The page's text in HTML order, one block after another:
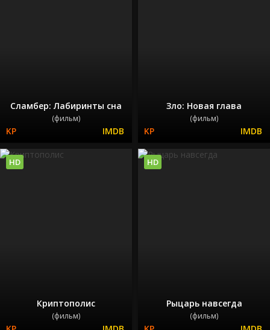
Сламбер: Лабиринты сна
(фильм)
Зло: Новая глава
(фильм)
Криптополис
(фильм)
HD
Рыцарь навсегда
(фильм)
HD